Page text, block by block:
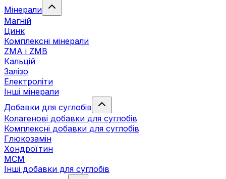
Мінерали
Магній
Цинк
Комплексні мінерали
ZMA і ZMB
Кальцій
Залізо
Електроліти
Інші мінерали
Добавки для суглобів
Колагенові добавки для суглобів
Комплексні добавки для суглобів
Глюкозамін
Хондроїтин
МСМ
Інші добавки для суглобів